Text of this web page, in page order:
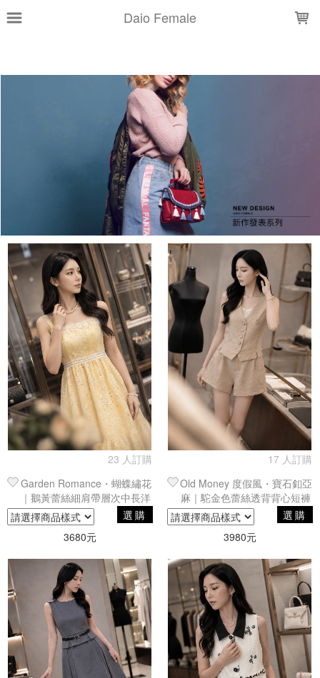
Daio Female
白 米白
粉紅 深藍
48(M) 50(L)
56(3XL)
篩選
23 人訂購
Garden Romance・蝴蝶繡花
｜鵝黃蕾絲細肩帶層次中長洋
裝・花園剪裁
選購
3680元
17 人訂購
Old Money 度假風・寶石釦亞
麻｜駝金色蕾絲透背背心短褲
兩件式
選購
3980元